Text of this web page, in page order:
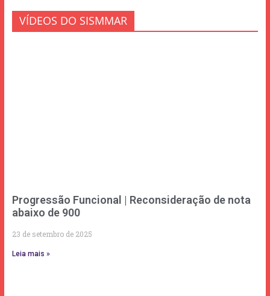
VÍDEOS DO SISMMAR
Progressão Funcional | Reconsideração de nota
abaixo de 900
23 de setembro de 2025
Leia mais »